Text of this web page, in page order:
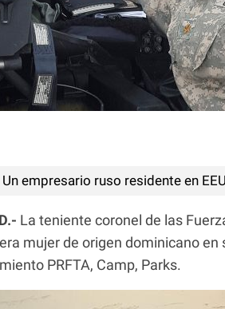
Un empresario ruso residente en
La teniente coronel de las
mujer de origen dominicano
PRFTA, Camp, Parks.